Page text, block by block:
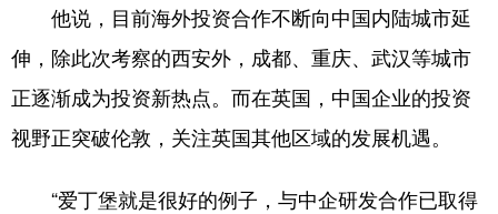
他说，目前海外投资合作不断向中国内陆城市延
伸，除此次考察的西安外，成都、重庆、武汉等城市
正逐渐成为投资新热点。而在英国，中国企业的投资
视野正突破伦敦，关注英国其他区域的发展机遇。
“爱丁堡就是很好的例子，与中企研发合作已取得